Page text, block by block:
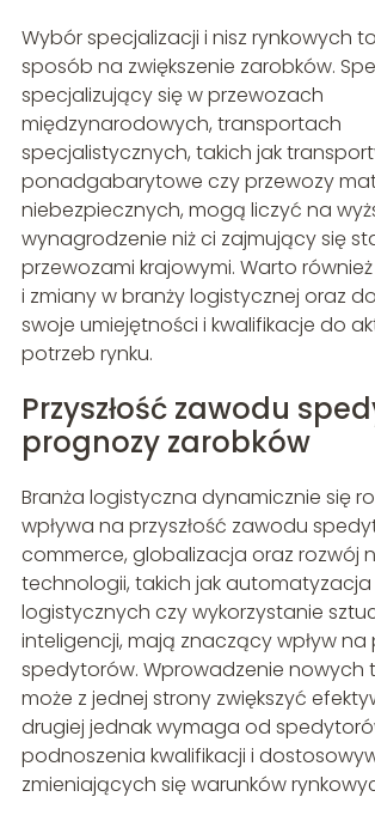
Wybór specjalizacji i nisz rynkowych
sposób na zwiększenie zarobków.
specjalizujący się w przewozach
międzynarodowych, transportach
specjalistycznych, takich jak
ponadgabarytowe czy przewozy
niebezpiecznych, mogą liczyć na
wynagrodzenie niż ci zajmujący się
przewozami krajowymi. Warto
i zmiany w branży logistycznej oraz
swoje umiejętności i kwalifikacje do
potrzeb rynku.
Przyszłość zawodu
prognozy zarobków
Branża logistyczna dynamicznie się
wpływa na przyszłość zawodu
commerce, globalizacja oraz rozwój
technologii, takich jak
logistycznych czy wykorzystanie
inteligencji, mają znaczący wpływ na
spedytorów. Wprowadzenie nowych
może z jednej strony zwiększyć
drugiej jednak wymaga od
podnoszenia kwalifikacji i
zmieniających się warunków